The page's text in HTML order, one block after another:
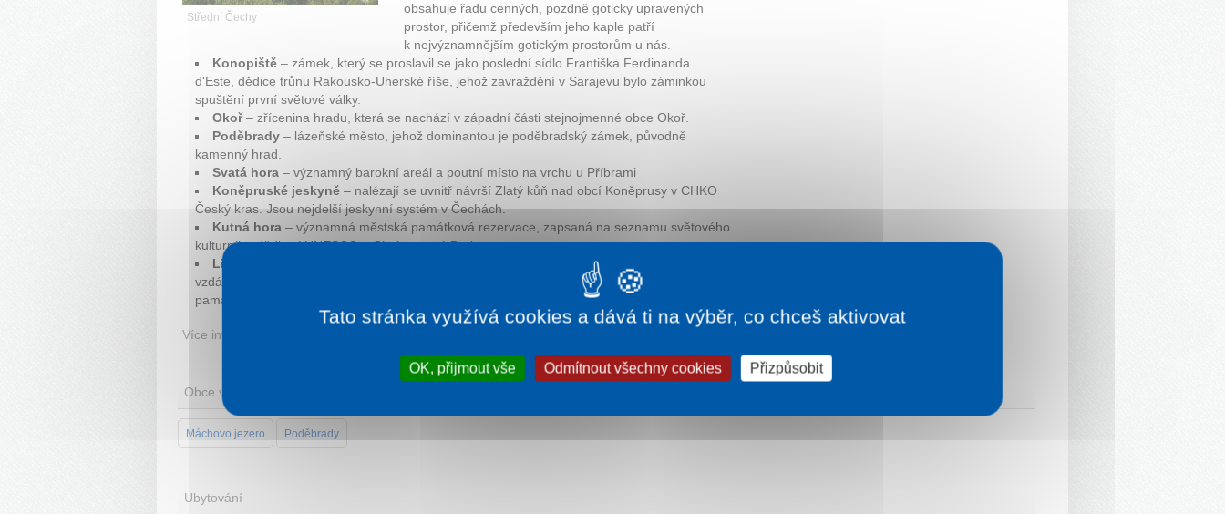
Střední Čechy
obsahuje řadu cenných, pozdně goticky upravených
prostor, přičemž především jeho kaple patří
k nejvýznamnějším gotickým prostorům u nás.
Konopiště – zámek, který se proslavil se jako poslední sídlo Františka Ferdinanda
d'Este, dědice trůnu Rakousko-Uherské říše, jehož zavraždění v Sarajevu bylo záminkou
spuštění první světové války.
Okoř– zřícenina hradu, která se nachází v západní části stejnojmenné obce Okoř.
Poděbrady – lázeňské město, jehož dominantou je poděbradský zámek, původně
kamenný hrad.
Svatá hora – významný barokní areál a poutní místo na vrchu u Příbrami
Koněpruské jeskyně – nalézají se uvnitř návrší Zlatý kůň nad obcí Koněprusy v CHKO
Český kras. Jsou nejdelší jeskynní systém v Čechách.
Kutná hora – významná městská památková rezervace, zapsaná na seznamu světového
kulturního dědictví UNESCO – Chrám svaté Barbory
Lidice
– obec vyhlazena německými nacisty a po válce pak znovu obnovena ve
vzdálenosti několika set metrů od původní vyhlazené obce. Na místě starých Lidic byl zřízen
památník obětem masakru, v obci se nachází muzeum připomínající tuto tragédii.
Více informací:
Obce v oblasti
Máchovo jezero Poděbrady
Ubytování
Tato stránka využívá cookies a dává ti na výběr, co chceš aktivovat
OK, přijmout vše Odmítnout všechny cookies Přizpůsobit